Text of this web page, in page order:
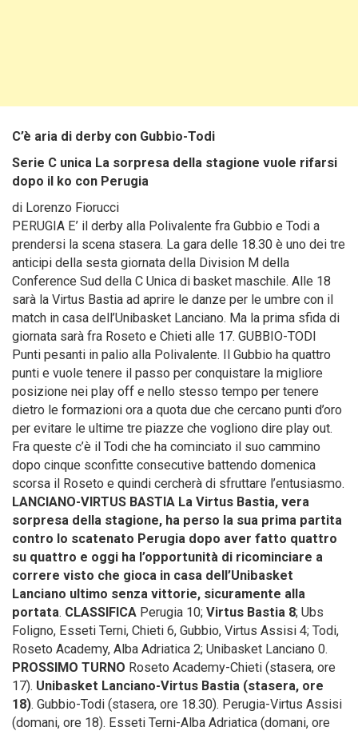
C’è aria di derby con Gubbio-Todi
Serie C unica La sorpresa della stagione vuole rifarsi
dopo il ko con Perugia
di Lorenzo Fiorucci
PERUGIA E’ il derby alla Polivalente fra Gubbio e Todi a
prendersi la scena stasera. La gara delle 18.30 è uno dei tre
anticipi della sesta giornata della Division M della
Conference Sud della C Unica di basket maschile. Alle 18
sarà la Virtus Bastia ad aprire le danze per le umbre con il
match in casa dell’Unibasket Lanciano. Ma la prima sfida di
giornata sarà fra Roseto e Chieti alle 17. GUBBIO-TODI
Punti pesanti in palio alla Polivalente. Il Gubbio ha quattro
punti e vuole tenere il passo per conquistare la migliore
posizione nei play off e nello stesso tempo per tenere
dietro le formazioni ora a quota due che cercano punti d’oro
per evitare le ultime tre piazze che vogliono dire play out.
Fra queste c’è il Todi che ha cominciato il suo cammino
dopo cinque sconfitte consecutive battendo domenica
scorsa il Roseto e quindi cercherà di sfruttare l’entusiasmo.
LANCIANO-VIRTUS BASTIA La Virtus Bastia, vera
sorpresa della stagione, ha perso la sua prima partita
contro lo scatenato Perugia dopo aver fatto quattro
su quattro e oggi ha l’opportunità di ricominciare a
correre visto che gioca in casa dell’Unibasket
Lanciano ultimo senza vittorie, sicuramente alla
portata. CLASSIFICA Perugia 10; Virtus Bastia 8; Ubs
Foligno, Esseti Terni, Chieti 6, Gubbio, Virtus Assisi 4; Todi,
Roseto Academy, Alba Adriatica 2; Unibasket Lanciano 0.
PROSSIMO TURNO Roseto Academy-Chieti (stasera, ore
17). Unibasket Lanciano-Virtus Bastia (stasera, ore
18). Gubbio-Todi (stasera, ore 18.30). Perugia-Virtus Assisi
(domani, ore 18). Esseti Terni-Alba Adriatica (domani, ore